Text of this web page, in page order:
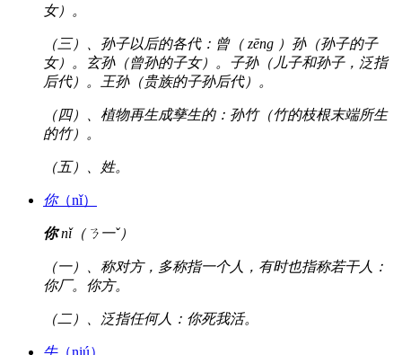
女）。
（三）、孙子以后的各代：曾（ zēng ）孙（孙子的子
女）。玄孙（曾孙的子女）。子孙（儿子和孙子，泛指
后代）。王孙（贵族的子孙后代）。
（四）、植物再生成孳生的：孙竹（竹的枝根末端所生
的竹）。
（五）、姓。
你（nǐ）
你nǐ（ㄋ一ˇ）
（一）、称对方，多称指一个人，有时也指称若干人：
你厂。你方。
（二）、泛指任何人：你死我活。
牛（niú）